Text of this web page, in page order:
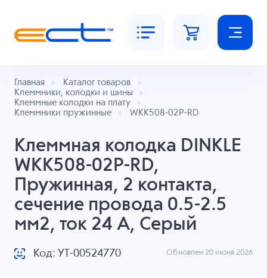
Главная
Каталог товаров
Клеммники, колодки и шины
Клеммные колодки на плату
Клеммники пружинные
WKK508-02P-RD
Клеммная колодка DINKLE
WKK508-02P-RD,
Пружинная, 2 контакта,
сечение провода 0.5-2.5
мм2, ток 24 A, Серый
Код: УТ-00524770 Обновлен 20 июня 2026